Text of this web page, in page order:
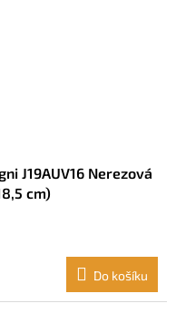
J19AUV16 Nerezová
cm)
Do košíku